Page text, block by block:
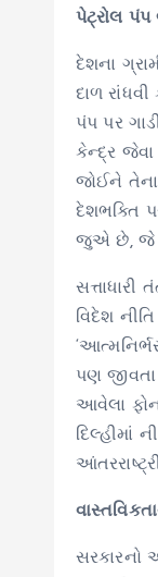
પેટ્રોલ પંપ
દેશના
દાળ
પંપ પર
કેન્દ્ર
જોઈને
દેશભક્તિ
જુએ છે, જે
વિદેશ
પણ જીવતા
આવેલા
દિલ્હીમાં
સરકારનો